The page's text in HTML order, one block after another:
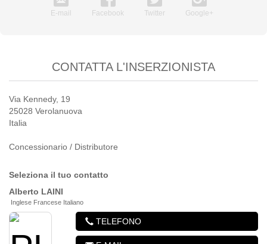
E-mail Facebook Twitter Google+
CONTATTA L'INSERZIONISTA
Via Kennedy, 19
25028 Verolanuova
Italia
Concessionario / Distributore
Seleziona il tuo contatto
Alberto LAINI
Inglese Francese Italiano
TELEFONO